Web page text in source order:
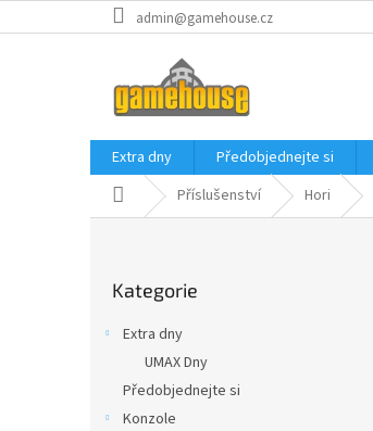
na
admin@gamehouse.cz
Extra dny Předobjednejte si
Domů Příslušenství Hori
kategorie
Kategorie
Extra dny
UMAX Dny
Předobjednejte si
Konzole